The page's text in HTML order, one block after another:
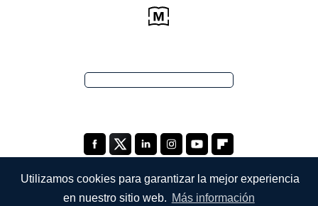
Utilizamos cookies para garantizar la mejor experiencia
en nuestro sitio web. Más información